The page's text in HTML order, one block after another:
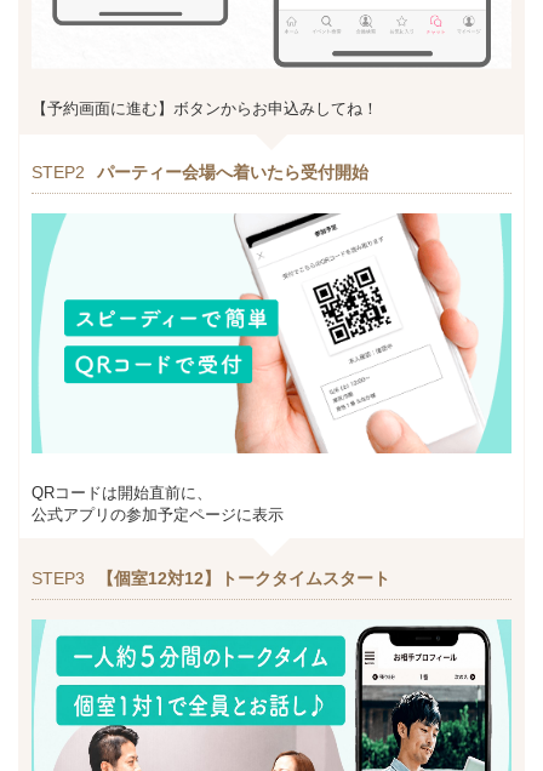
【予約画面に進む】ボタンからお申込みしてね！
STEP2 パーティー会場へ着いたら受付開始
QRコードは開始直前に、
公式アプリの参加予定ページに表示
STEP3 【個室12対12】トークタイムスタート